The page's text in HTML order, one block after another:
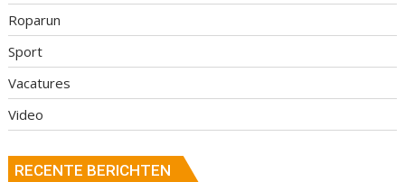
Roparun
Sport
Vacatures
Video
RECENTE BERICHTEN